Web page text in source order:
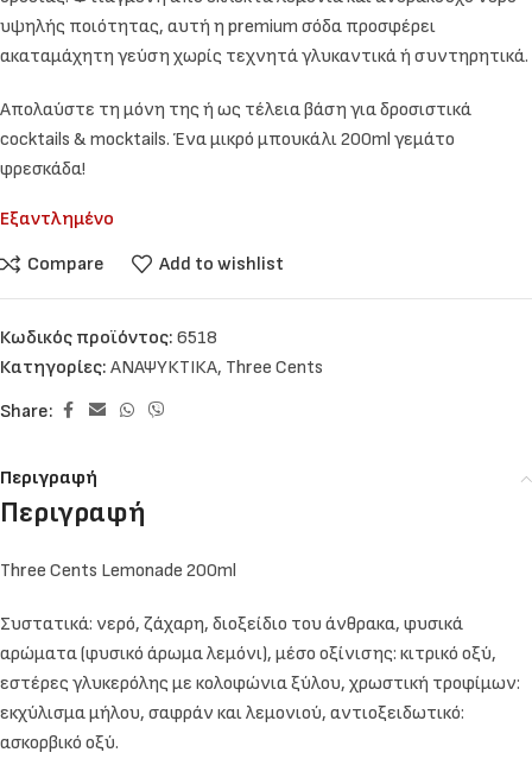
υψηλής ποιότητας, αυτή η premium σόδα προσφέρει
ακαταμάχητη γεύση χωρίς τεχνητά γλυκαντικά ή συντηρητικά.
Απολαύστε τη μόνη της ή ως τέλεια βάση για δροσιστικά
cocktails & mocktails. Ένα μικρό μπουκάλι 200ml γεμάτο
φρεσκάδα!
Εξαντλημένο
Compare
Add to wishlist
Κωδικός προϊόντος: 6518
Κατηγορίες: ΑΝΑΨΥΚΤΙΚΑ, Three Cents
Share:
Περιγραφή
Περιγραφή
Three Cents Lemonade 200ml
Συστατικά: νερό, ζάχαρη, διοξείδιο του άνθρακα, φυσικά
αρώματα (φυσικό άρωμα λεμόνι), μέσο οξίνισης: κιτρικό οξύ,
εστέρες γλυκερόλης με κολοφώνια ξύλου, χρωστική τροφίμων:
εκχύλισμα μήλου, σαφράν και λεμονιού, αντιοξειδωτικό:
ασκορβικό οξύ.